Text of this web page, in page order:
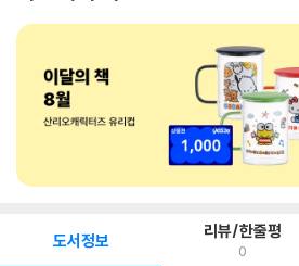
도서정보 리뷰/한줄평
0